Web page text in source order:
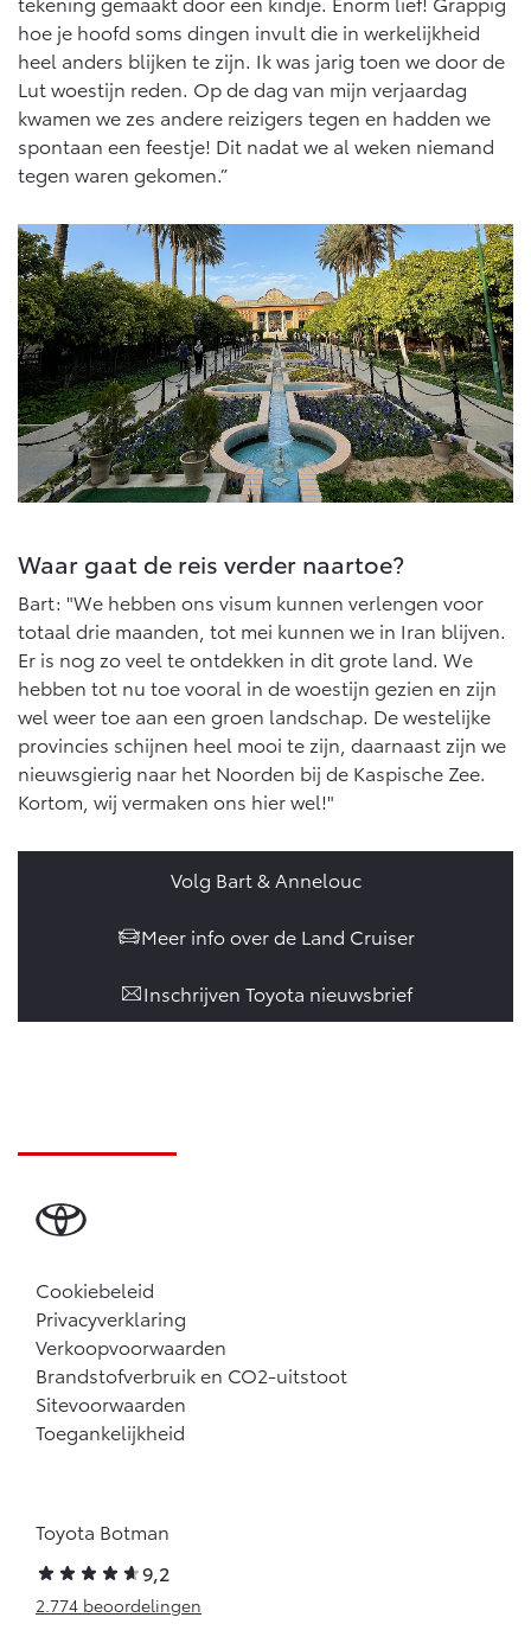
hoe je hoofd soms dingen invult die in werkelijkheid
heel anders blijken te zijn. Ik was jarig toen we door de
Lut woestijn reden. Op de dag van mijn verjaardag
kwamen we zes andere reizigers tegen en hadden we
spontaan een feestje! Dit nadat we al weken niemand
tegen waren gekomen.”
Waar gaat de reis verder naartoe?
Bart: "We hebben ons visum kunnen verlengen voor
totaal drie maanden, tot mei kunnen we in Iran blijven.
Er is nog zo veel te ontdekken in dit grote land. We
hebben tot nu toe vooral in de woestijn gezien en zijn
wel weer toe aan een groen landschap. De westelijke
provincies schijnen heel mooi te zijn, daarnaast zijn we
nieuwsgierig naar het Noorden bij de Kaspische Zee.
Kortom, wij vermaken ons hier wel!"
Volg Bart & Annelouc
Meer info over de Land Cruiser
Inschrijven Toyota nieuwsbrief
Cookiebeleid
Privacyverklaring
Verkoopvoorwaarden
Brandstofverbruik en CO2-uitstoot
Sitevoorwaarden
Toegankelijkheid
Toyota Botman
9,2
2.774 beoordelingen